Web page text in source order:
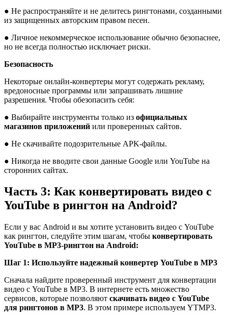
● Не распространяйте и не делитесь рингтонами, созданными
из защищенных авторским правом песен.
● Личное некоммерческое использование обычно безопаснее,
но не всегда полностью исключает риски.
Безопасность
Некоторые онлайн-конвертеры могут содержать рекламу,
вредоносные программы или запрашивать лишние
разрешения. Чтобы обезопасить себя:
● Выбирайте инструменты только из официальных
магазинов приложений или проверенных сайтов.
● Не скачивайте подозрительные APK-файлы.
● Никогда не вводите свои данные Google или YouTube на
сторонних сайтах.
Часть 3: Как конвертировать видео с
YouTube в рингтон на Android?
Если у вас Android и вы хотите установить видео с YouTube
как рингтон, следуйте этим шагам, чтобы конвертировать
YouTube в MP3-рингтон на Android:
Шаг 1: Используйте надежный конвертер YouTube в MP3
Сначала найдите проверенный инструмент для конвертации
видео с YouTube в MP3. В интернете есть множество
сервисов, которые позволяют скачивать видео с YouTube
для рингтонов в MP3. В этом примере используем YTMP3.